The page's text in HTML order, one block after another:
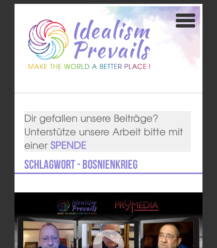
Dir gefallen unsere Beiträge?
Unterstütze unsere Arbeit bitte mit
einer SPENDE
Schlagwort - Bosnienkrieg